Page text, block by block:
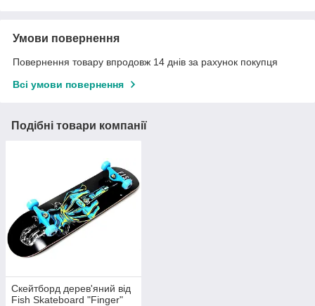
Умови повернення
Повернення товару впродовж 14 днів за рахунок покупця
Всі умови повернення
Подібні товари компанії
Скейтборд дерев'яний від
Fish Skateboard "Finger"